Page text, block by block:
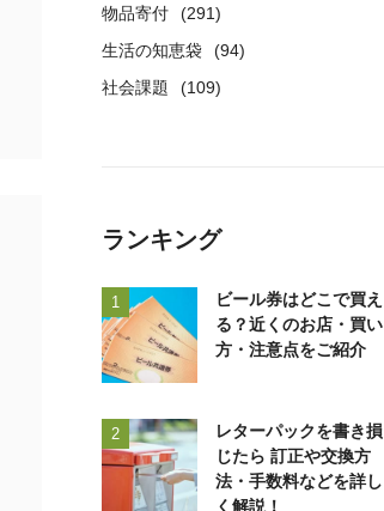
物品寄付
(291)
生活の知恵袋
(94)
社会課題
(109)
ランキング
1
ビール券はどこで買え
る？近くのお店・買い
方・注意点をご紹介
2
レターパックを書き損
じたら 訂正や交換方
法・手数料などを詳し
く解説！